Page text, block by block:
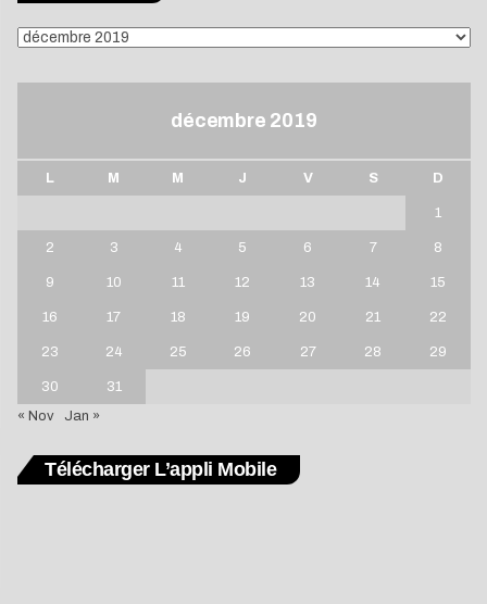
ARCHIVES
décembre 2019
L M M J V S D
1
2 3 4 5 6 7 8
9 10 11 12 13 14 15
16 17 18 19 20 21 22
23 24 25 26 27 28 29
30
31
« Nov
Jan »
Télécharger L’appli Mobile